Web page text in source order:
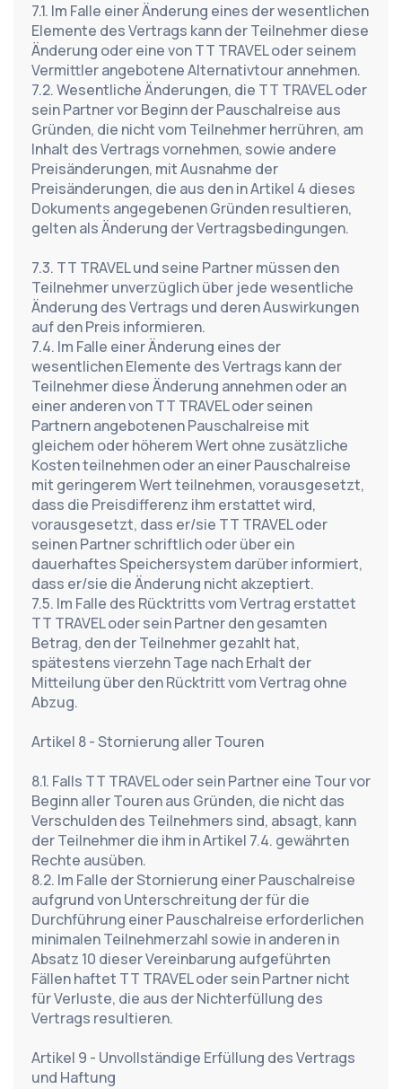
7.1. Im Falle einer Änderung eines der wesentlichen
Elemente des Vertrags kann der Teilnehmer diese
Änderung oder eine von TT TRAVEL oder seinem
Vermittler angebotene Alternativtour annehmen.
7.2. Wesentliche Änderungen, die TT TRAVEL oder
sein Partner vor Beginn der Pauschalreise aus
Gründen, die nicht vom Teilnehmer herrühren, am
Inhalt des Vertrags vornehmen, sowie andere
Preisänderungen, mit Ausnahme der
Preisänderungen, die aus den in Artikel 4 dieses
Dokuments angegebenen Gründen resultieren,
gelten als Änderung der Vertragsbedingungen.
7.3. TT TRAVEL und seine Partner müssen den
Teilnehmer unverzüglich über jede wesentliche
Änderung des Vertrags und deren Auswirkungen
auf den Preis informieren.
7.4. Im Falle einer Änderung eines der
wesentlichen Elemente des Vertrags kann der
Teilnehmer diese Änderung annehmen oder an
einer anderen von TT TRAVEL oder seinen
Partnern angebotenen Pauschalreise mit
gleichem oder höherem Wert ohne zusätzliche
Kosten teilnehmen oder an einer Pauschalreise
mit geringerem Wert teilnehmen, vorausgesetzt,
dass die Preisdifferenz ihm erstattet wird,
vorausgesetzt, dass er/sie TT TRAVEL oder
seinen Partner schriftlich oder über ein
dauerhaftes Speichersystem darüber informiert,
dass er/sie die Änderung nicht akzeptiert.
7.5. Im Falle des Rücktritts vom Vertrag erstattet
TT TRAVEL oder sein Partner den gesamten
Betrag, den der Teilnehmer gezahlt hat,
spätestens vierzehn Tage nach Erhalt der
Mitteilung über den Rücktritt vom Vertrag ohne
Abzug.
Artikel 8 - Stornierung aller Touren
8.1. Falls TT TRAVEL oder sein Partner eine Tour vor
Beginn aller Touren aus Gründen, die nicht das
Verschulden des Teilnehmers sind, absagt, kann
der Teilnehmer die ihm in Artikel 7.4. gewährten
Rechte ausüben.
8.2. Im Falle der Stornierung einer Pauschalreise
aufgrund von Unterschreitung der für die
Durchführung einer Pauschalreise erforderlichen
minimalen Teilnehmerzahl sowie in anderen in
Absatz 10 dieser Vereinbarung aufgeführten
Fällen haftet TT TRAVEL oder sein Partner nicht
für Verluste, die aus der Nichterfüllung des
Vertrags resultieren.
Artikel 9 - Unvollständige Erfüllung des Vertrags
und Haftung